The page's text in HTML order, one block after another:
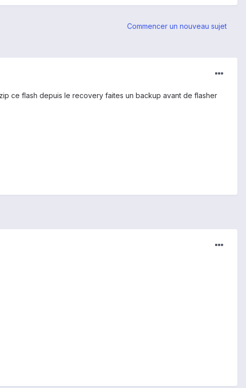
Commencer un nouveau sujet
ce flash depuis le recovery faites un backup avant de flasher